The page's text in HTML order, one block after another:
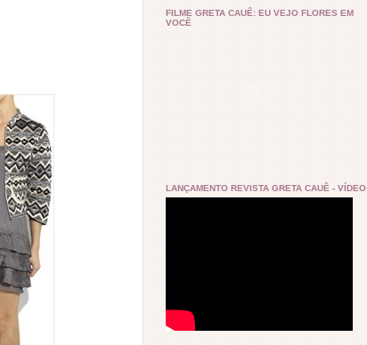
FILME GRETA CAUÊ: EU VEJO FLORES EM
VOCÊ
LANÇAMENTO REVISTA GRETA CAUÊ - VÍDEO